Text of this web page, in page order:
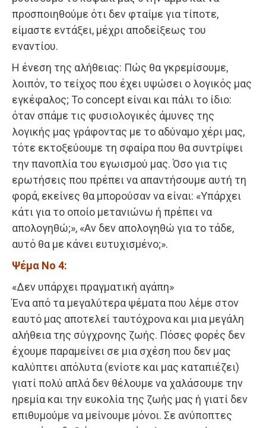
προσποιηθούμε ότι δεν φταίμε για τίποτε,
είμαστε εντάξει, μέχρι αποδείξεως του
εναντίου.
Η ένεση της αλήθειας: Πώς θα γκρεμίσουμε,
λοιπόν, το τείχος που έχει υψώσει ο λογικός μας
εγκέφαλος; Το concept είναι και πάλι το ίδιο:
όταν σπάμε τις φυσιολογικές άμυνες της
λογικής μας γράφοντας με το αδύναμο χέρι μας,
τότε εκτοξεύουμε τη σφαίρα που θα συντρίψει
την πανοπλία του εγωισμού μας. Όσο για τις
ερωτήσεις που πρέπει να απαντήσουμε αυτή τη
φορά, εκείνες θα μπορούσαν να είναι: «Υπάρχει
κάτι για το οποίο μετανιώνω ή πρέπει να
απολογηθώ;», «Αν δεν απολογηθώ για το τάδε,
αυτό θα με κάνει ευτυχισμένο;».
Ψέμα Νο 4:
«Δεν υπάρχει πραγματική αγάπη»
Ένα από τα μεγαλύτερα ψέματα που λέμε στον
εαυτό μας αποτελεί ταυτόχρονα και μια μεγάλη
αλήθεια της σύγχρονης ζωής. Πόσες φορές δεν
έχουμε παραμείνει σε μια σχέση που δεν μας
καλύπτει απόλυτα (ενίοτε και μας καταπιέζει)
γιατί πολύ απλά δεν θέλουμε να χαλάσουμε την
ηρεμία και την ευκολία της ζωής μας ή γιατί δεν
επιθυμούμε να μείνουμε μόνοι. Σε ανύποπτες